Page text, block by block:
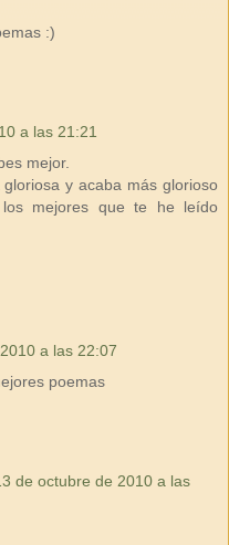
:)
a las 21:21
mejor.
y acaba más glorioso
mejores que te he leído
a las 22:07
poemas
de octubre de 2010 a las